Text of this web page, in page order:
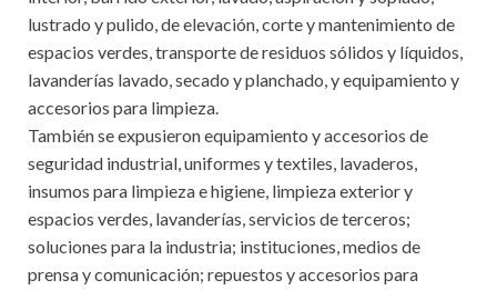
lustrado y pulido, de elevación, corte y mantenimiento de
espacios verdes, transporte de residuos sólidos y líquidos,
lavanderías lavado, secado y planchado, y equipamiento y
accesorios para limpieza.
También se expusieron equipamiento y accesorios de
seguridad industrial, uniformes y textiles, lavaderos,
insumos para limpieza e higiene, limpieza exterior y
espacios verdes, lavanderías, servicios de terceros;
soluciones para la industria; instituciones, medios de
prensa y comunicación; repuestos y accesorios para